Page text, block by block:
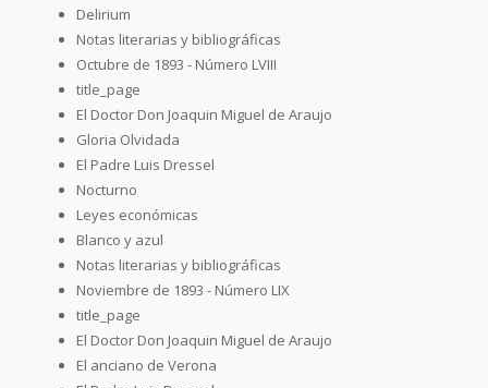
Delirium
Notas literarias y bibliográficas
Octubre de 1893 - Número LVIII
title_page
El Doctor Don Joaquin Miguel de Araujo
Gloria Olvidada
El Padre Luis Dressel
Nocturno
Leyes económicas
Blanco y azul
Notas literarias y bibliográficas
Noviembre de 1893 - Número LIX
title_page
El Doctor Don Joaquin Miguel de Araujo
El anciano de Verona